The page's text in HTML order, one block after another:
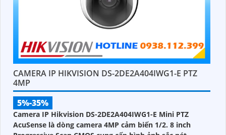
CAMERA IP HIKVISION DS-2DE2A404IWG1-E PTZ
4MP
5%-35%
Camera IP Hikvision DS-2DE2A404IWG1-E Mini PTZ
AcuSense là dòng camera 4MP cảm biến 1/2. 8 inch